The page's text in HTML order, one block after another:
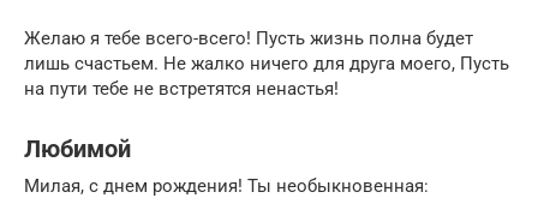
Желаю я тебе всего-всего! Пусть жизнь полна будет
лишь счастьем. Не жалко ничего для друга моего, Пусть
на пути тебе не встретятся ненастья!
Любимой
Милая, с днем рождения! Ты необыкновенная: